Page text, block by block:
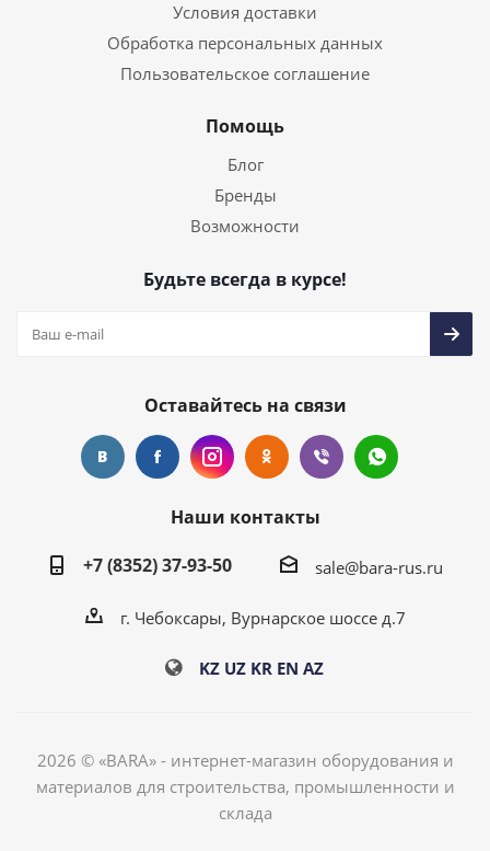
Условия доставки
Обработка персональных данных
Пользовательское соглашение
Помощь
Блог
Бренды
Возможности
Будьте всегда в курсе!
Оставайтесь на связи
Наши контакты
+7 (8352) 37-93-50
sale@bara-rus.ru
г. Чебоксары, Вурнарское шоссе д.7
KZ UZ KR EN AZ
2026 © «BARA» - интернет-магазин оборудования и
материалов для строительства, промышленности и
склада